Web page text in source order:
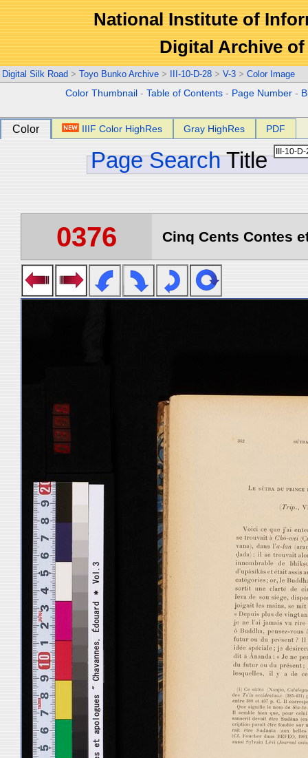
National Institute of
Digital Archive
Digital Silk Road > Toyo Bunko Archive > III-10-D-28 > V-3 > Color Image
Color Thumbnail -Table of Contents - Page Number -
Color IIIF Color HighRes Gray HighRes PDF
Page Search Title
0376 Cinq Cents Contes